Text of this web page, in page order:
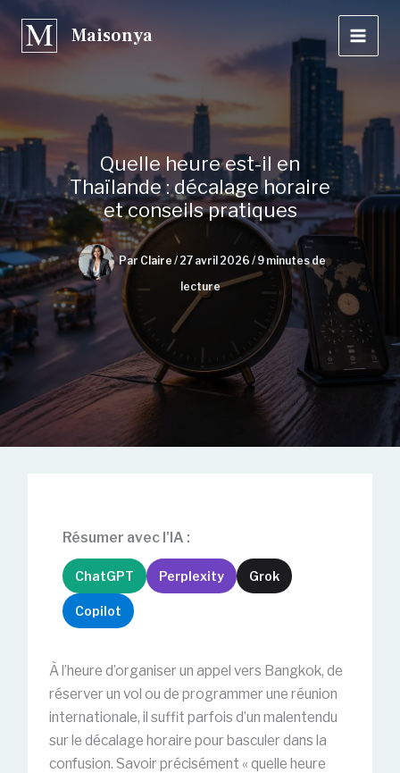
contenu
Maisonya
Quelle heure est-il en
Thaïlande : décalage horaire
et conseils pratiques
Par Claire / 27 avril 2026 / 9 minutes de
lecture
Résumer avec l'IA :
ChatGPT Perplexity Grok
Copilot
À l’heure d’organiser un appel vers Bangkok, de
réserver un vol ou de programmer une réunion
internationale, il suffit parfois d’un malentendu
sur le décalage horaire pour basculer dans la
confusion. Savoir précisément « quelle heure